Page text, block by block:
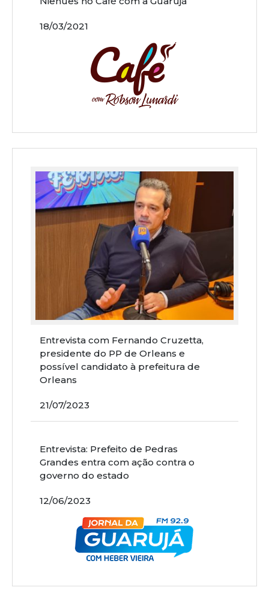
18/03/2021
Entrevista com Fernando Cruzetta,
presidente do PP de Orleans e
possível candidato à prefeitura de
Orleans
21/07/2023
Entrevista: Prefeito de Pedras
Grandes entra com ação contra o
governo do estado
12/06/2023